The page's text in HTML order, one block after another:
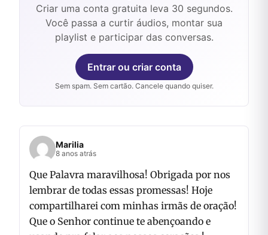
Criar uma conta gratuita leva 30 segundos.
Você passa a curtir áudios, montar sua
playlist e participar das conversas.
Entrar ou criar conta
Sem spam. Sem cartão. Cancele quando quiser.
Marilia
8 anos atrás
Que Palavra maravilhosa! Obrigada por nos
lembrar de todas essas promessas! Hoje
compartilharei com minhas irmãs de oração!
Que o Senhor continue te abençoando e